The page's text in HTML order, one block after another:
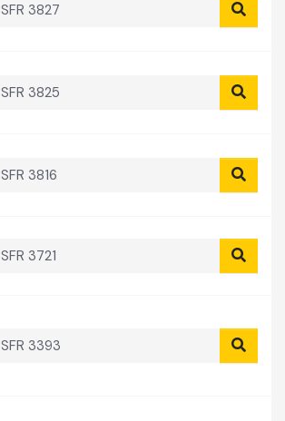
SFR 3827
SFR 3825
SFR 3816
SFR 3721
SFR 3393